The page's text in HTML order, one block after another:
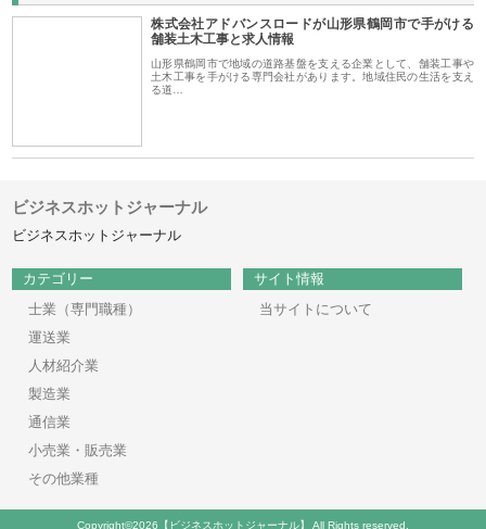
株式会社アドバンスロードが山形県鶴岡市で手がける
舗装土木工事と求人情報
山形県鶴岡市で地域の道路基盤を支える企業として、舗装工事や
土木工事を手がける専門会社があります。地域住民の生活を支え
る道…
ビジネスホットジャーナル
ビジネスホットジャーナル
カテゴリー
士業（専門職種）
運送業
人材紹介業
製造業
通信業
小売業・販売業
その他業種
サイト情報
当サイトについて
Copyright©2026【ビジネスホットジャーナル】 All Rights reserved.